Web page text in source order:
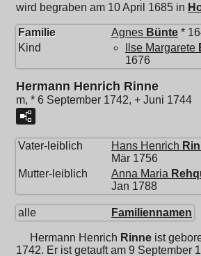
wird begraben am 10 April 1685 in
Familie Agnes Bünte *
Kind
Ilse Margarete
1676
Hermann Henrich Rinne
m, * 6 September 1742, + Juni 1744
Vater-leiblich Hans Henrich
Mär 1756
Mutter-leiblich
Anna Maria
Jan 1788
alle Familiennamen
Hermann Henrich Rinne ist
1742. Er ist getauft am 9 September